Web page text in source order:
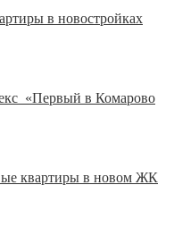
в новостройках
«Первый в Комарово
квартиры в новом ЖК